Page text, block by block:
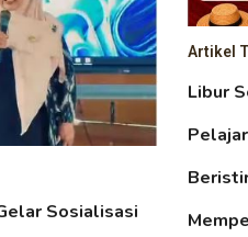
Sosialisasi
Artikel
Libur